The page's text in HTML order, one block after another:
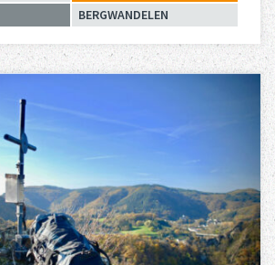
BERGWANDELEN
over